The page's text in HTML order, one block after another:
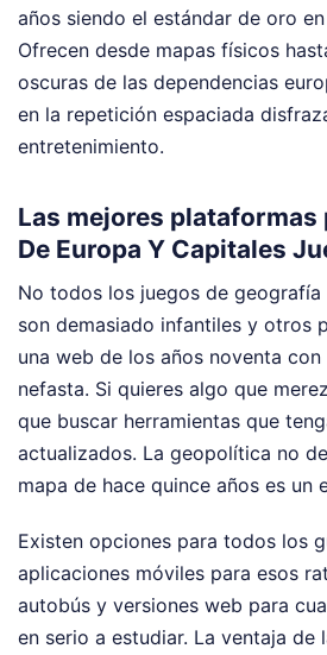
años siendo el estándar de oro
Ofrecen desde mapas físicos
oscuras de las dependencias
en la repetición espaciada
entretenimiento.
Las mejores plataformas
De Europa Y Capitales
No todos los juegos de geografía
son demasiado infantiles y otros
una web de los años noventa con
nefasta. Si quieres algo que
que buscar herramientas que
actualizados. La geopolítica no
mapa de hace quince años es un
Existen opciones para todos los
aplicaciones móviles para esos
autobús y versiones web para
en serio a estudiar. La ventaja de